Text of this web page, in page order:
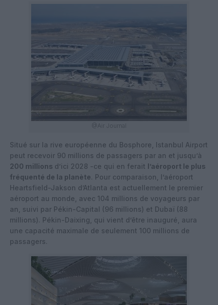
@Air Journal
Situé sur la rive européenne du Bosphore, Istanbul Airport
peut recevoir 90 millions de passagers par an et jusqu’à
200 millions d’ici 2028 -ce qui en ferait l’aéroport le plus
fréquenté de la planète. Pour comparaison, l’aéroport
Heartsfield-Jakson d’Atlanta est actuellement le premier
aéroport au monde, avec 104 millions de voyageurs par
an, suivi par Pékin-Capital (96 millions) et Dubaï (88
millions). Pékin-Daixing, qui vient d’être inauguré, aura
une capacité maximale de seulement 100 millions de
passagers.